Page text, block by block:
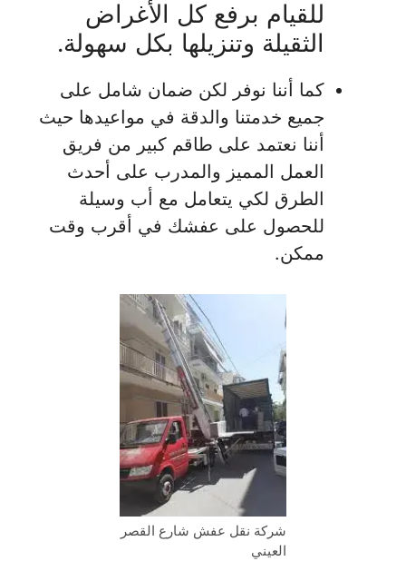
للقيام برفع كل الأغراض
الثقيلة وتنزيلها بكل سهولة.
كما أننا نوفر لكن ضمان شامل على
جميع خدمتنا والدقة في مواعيدها حيث
أننا نعتمد على طاقم كبير من فريق
العمل المميز والمدرب على أحدث
الطرق لكي يتعامل مع أب وسيلة
للحصول على عفشك في أقرب وقت
ممكن.
شركة نقل عفش شارع القصر
العيني